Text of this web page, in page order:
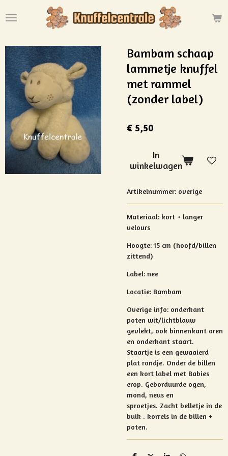
direct
hoofdinhoud
Bambam schaap
lammetje knuffel
met rammel
(zonder label)
€ 5,50
In
winkelwagen
Artikelnummer: overige
Materiaal: kort + langer
velours
Hoogte: 15 cm (hoofd/billen
zittend)
Label: nee
Locatie: Bambam
Overige info: onderkant
poten wit/lichtblauw
gevlekt, ook binnenkant oren
en onderkant staart.
Staartje is een gewaaierd
plat rondje. Onder de billen
een kort label met Babies
erop. Geborduurde ogen,
mond, neus en
sproetjes. Zacht belletje in de
buik . korrels in de billen +
poten.